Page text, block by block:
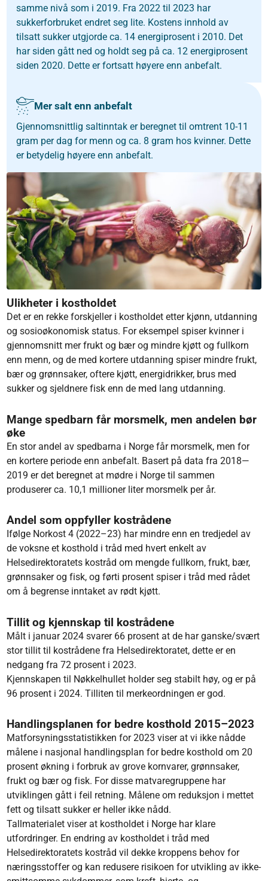
samme nivå som i 2019. Fra 2022 til 2023 har
sukkerforbruket endret seg lite. Kostens innhold av
tilsatt sukker utgjorde ca. 14 energiprosent i 2010. Det
har siden gått ned og holdt seg på ca. 12 energiprosent
siden 2020. Dette er fortsatt høyere enn anbefalt.
Mer salt enn anbefalt
Gjennomsnittlig saltinntak er beregnet til omtrent 10-11
gram per dag for menn og ca. 8 gram hos kvinner. Dette
er betydelig høyere enn anbefalt.
Ulikheter i kostholdet
Det er en rekke forskjeller i kostholdet etter kjønn, utdanning
og sosioøkonomisk status. For eksempel spiser kvinner i
gjennomsnitt mer frukt og bær og mindre kjøtt og fullkorn
enn menn, og de med kortere utdanning spiser mindre frukt,
bær og grønnsaker, oftere kjøtt, energidrikker, brus med
sukker og sjeldnere fisk enn de med lang utdanning.
Mange spedbarn får morsmelk, men andelen bør
øke
En stor andel av spedbarna i Norge får morsmelk, men for
en kortere periode enn anbefalt. Basert på data fra 2018—
2019 er det beregnet at mødre i Norge til sammen
produserer ca. 10,1 millioner liter morsmelk per år.
Andel som oppfyller kostrådene
Ifølge Norkost 4 (2022–23) har mindre enn en tredjedel av
de voksne et kosthold i tråd med hvert enkelt av
Helsedirektoratets kostråd om mengde fullkorn, frukt, bær,
grønnsaker og fisk, og førti prosent spiser i tråd med rådet
om å begrense inntaket av rødt kjøtt.
Tillit og kjennskap til kostrådene
Målt i januar 2024 svarer 66 prosent at de har ganske/svært
stor tillit til kostrådene fra Helsedirektoratet, dette er en
nedgang fra 72 prosent i 2023.
Kjennskapen til Nøkkelhullet holder seg stabilt høy, og er på
96 prosent i 2024. Tilliten til merkeordningen er god.
Handlingsplanen for bedre kosthold 2015–2023
Matforsyningsstatistikken for 2023 viser at vi ikke nådde
målene i nasjonal handlingsplan for bedre kosthold om 20
prosent økning i forbruk av grove kornvarer, grønnsaker,
frukt og bær og fisk. For disse matvaregruppene har
utviklingen gått i feil retning. Målene om reduksjon i mettet
fett og tilsatt sukker er heller ikke nådd.
Tallmaterialet viser at kostholdet i Norge har klare
utfordringer. En endring av kostholdet i tråd med
Helsedirektoratets kostråd vil dekke kroppens behov for
næringsstoffer og kan redusere risikoen for utvikling av ikke-